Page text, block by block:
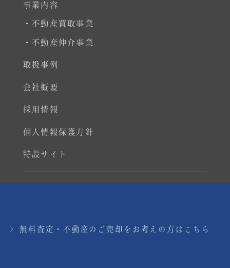
事業内容
・不動産買取事業
・不動産仲介事業
取扱事例
会社概要
採用情報
個人情報保護方針
特設サイト
無料査定・不動産のご売却をお考えの方はこちら